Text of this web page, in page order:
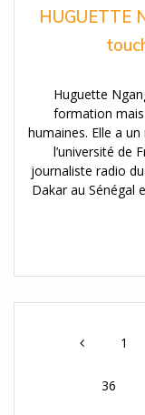
HUGUETTE
Huguette
formation mais
humaines. Elle a
l’université de
journaliste radio
Dakar au Sénégal
articles
Page
1
Page
36